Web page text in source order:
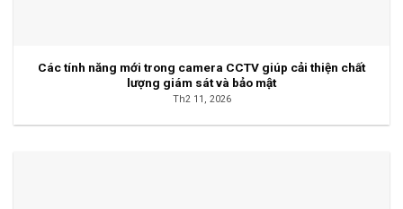
Các tính năng mới trong camera CCTV giúp cải thiện chất
lượng giám sát và bảo mật
Th2 11, 2026